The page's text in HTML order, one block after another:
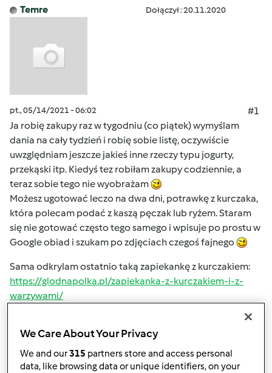
Temre Dołączył : 20.11.2020
pt., 05/14/2021 - 06:02
#1
Ja robię zakupy raz w tygodniu (co piątek) wymyślam
dania na cały tydzień i robię sobie listę, oczywiście
uwzględniam jeszcze jakieś inne rzeczy typu jogurty,
przekąski itp. Kiedyś tez robiłam zakupy codziennie, a
teraz sobie tego nie wyobrażam
Możesz ugotować leczo na dwa dni, potrawkę z kurczaka,
która polecam podać z kaszą pęczak lub ryżem. Staram
się nie gotować często tego samego i wpisuje po prostu w
Google obiad i szukam po zdjęciach czegoś fajnego
Sama odkrylam ostatnio taką zapiekankę z kurczakiem:
https://glodnapolka.pl/zapiekanka-z-kurczakiem-i-z-
warzywami/
Góra strony
We Care About Your Privacy
We and our315 partners store and access personal
data, like browsing data or unique identifiers, on your